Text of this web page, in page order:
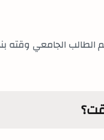
الطالب الجامعي وقته